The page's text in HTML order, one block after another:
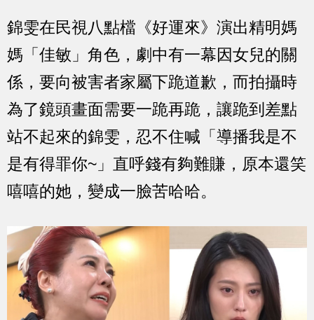
錦雯在民視八點檔《好運來》演出精明媽
媽「佳敏」角色，劇中有一幕因女兒的關
係，要向被害者家屬下跪道歉，而拍攝時
為了鏡頭畫面需要一跪再跪，讓跪到差點
站不起來的錦雯，忍不住喊「導播我是不
是有得罪你~」直呼錢有夠難賺，原本還笑
嘻嘻的她，變成一臉苦哈哈。